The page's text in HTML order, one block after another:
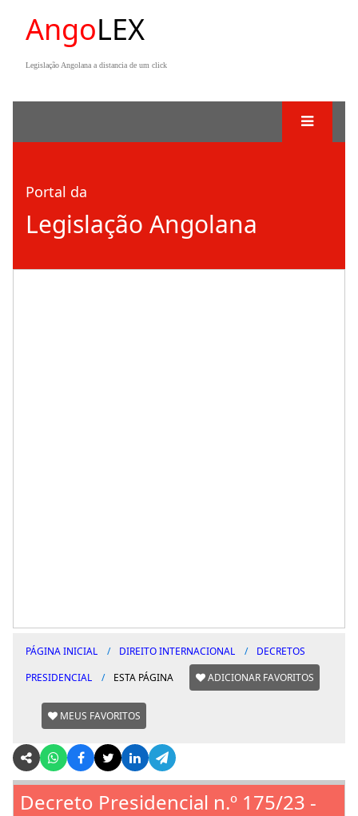
AngoLEX
Legislação Angolana a distancia de um click
Portal da
Legislação Angolana
PÁGINA INICIAL DIREITO INTERNACIONAL
DECRETOS
PRESIDENCIAL
ESTA PÁGINA ADICIONAR FAVORITOS
MEUS FAVORITOS
Decreto Presidencial n.º 175/23 -